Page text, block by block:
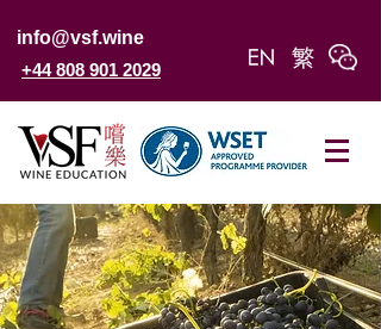
+44 808 901 2029
info@vsf.wine